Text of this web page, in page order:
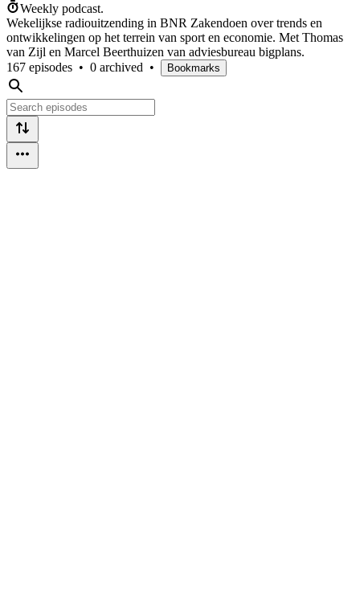
Weekly podcast.
Wekelijkse radiouitzending in BNR Zakendoen over trends en
ontwikkelingen op het terrein van sport en economie. Met Thomas
van Zijl en Marcel Beerthuizen van adviesbureau bigplans.
167 episodes • 0 archived • Bookmarks